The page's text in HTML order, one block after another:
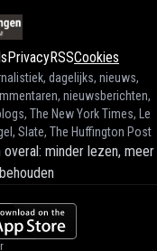
PrivacyRSSCookies
dagelijks, nieuws,
nieuwsberichten,
The New York Times, Le
Slate, The Huffington Post
minder lezen, meer